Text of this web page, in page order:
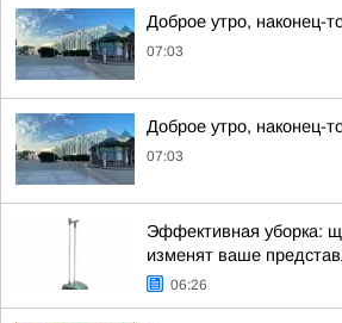
Доброе утро, наконец-
07:03
Доброе утро, наконец-
07:03
Эффективная уборка:
изменят ваше
06:26